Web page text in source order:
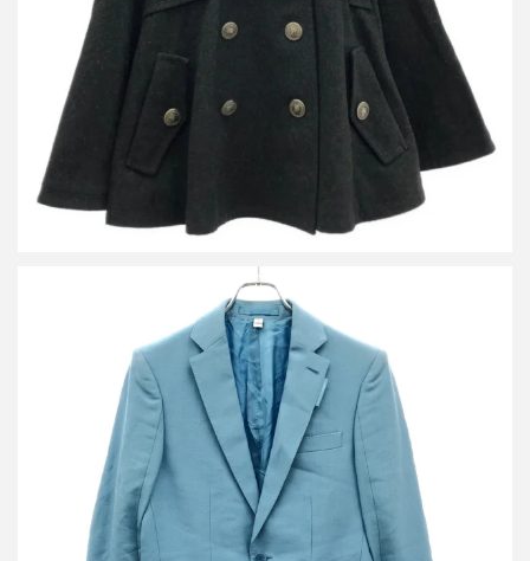
詳しく見る
バーバリー 2Bテーラードジャケット 4565595
買取金額10,800円
詳しく見る